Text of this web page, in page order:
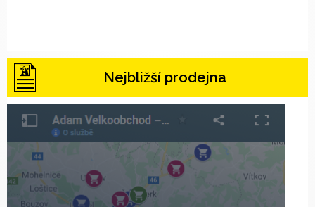
Nejbližší prodejna